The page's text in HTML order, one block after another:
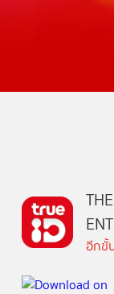
อีกขั้